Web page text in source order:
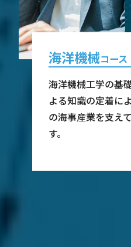
海洋機械コース
海洋機械工学の基
よる知識の定着に
の海事産業を支え
す。